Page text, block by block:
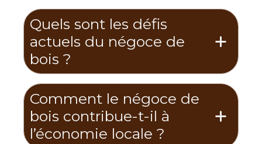
Quels sont les défis
actuels du négoce de
bois ?
Comment le négoce de
bois contribue-t-il à
l’économie locale ?